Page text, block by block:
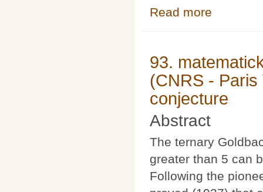
Read more
93.
(CNRS -
conjecture
Abstract
The ternary
greater than 5 can
Following the